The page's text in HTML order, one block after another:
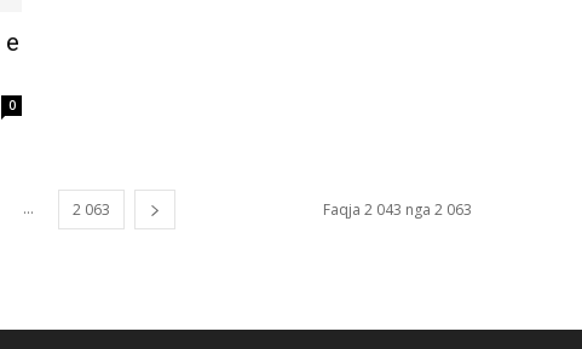
0
... 2 063 Faqja 2 043 nga 2 063